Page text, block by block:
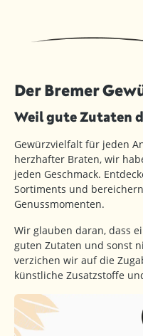
Der Bremer
Weil gute Zutaten
Gewürzvielfalt für jeden
herzhafter Braten, wir
jeden Geschmack.
Sortiments und
Genussmomenten.
Wir glauben daran, dass
guten Zutaten und sonst
verzichen wir auf die
künstliche Zusatzstoffe